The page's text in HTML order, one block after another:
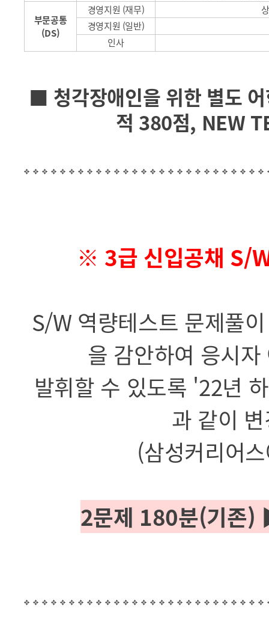
부문공통
(DS)
경영지원 (재무)
경영지원 (일반)
인사
■ 청각장애인을 위한 별도
적 380점, NEW
※ 3급 신입공채 S/
S/W 역량테스트 문제풀
을 감안하여 응시
발휘할 수 있도록 '22년
과 같이
(삼성커리어
2문제 180분(기